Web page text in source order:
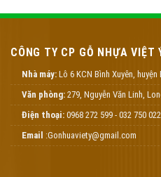
CÔNG TY CP GỖ NHỰA VIỆT
Nhà máy: Lô 6 KCN Bình Xuyên, huyện
Văn phòng: 279, Nguyễn Văn Linh,
Điện thoại: 0968 272 599 - 032 750
Email :Gonhuaviety@gmail.com